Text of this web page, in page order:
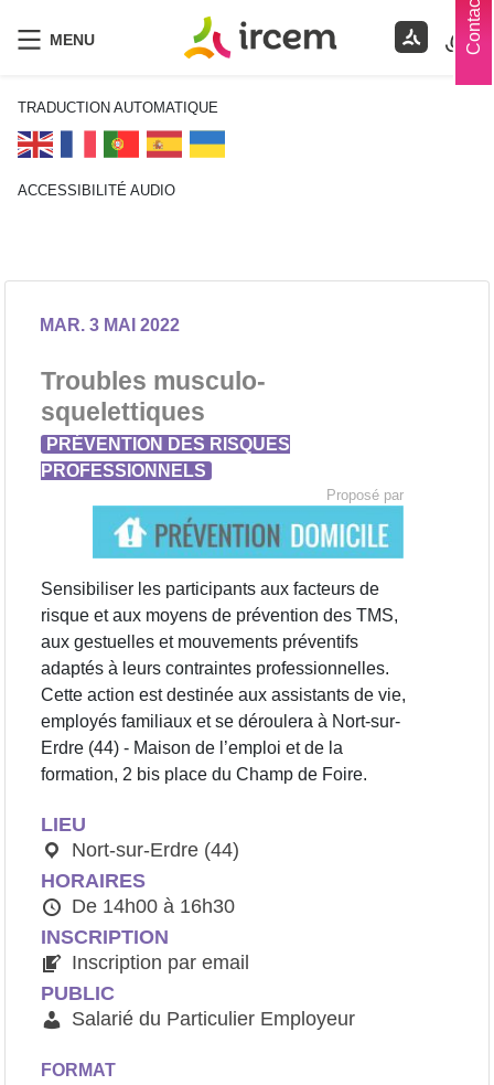
Contacts
MENU
TRADUCTION AUTOMATIQUE
ACCESSIBILITÉ AUDIO
MAR. 3 MAI 2022
Troubles musculo-
squelettiques
PRÉVENTION DES RISQUES
PROFESSIONNELS
Proposé par
Sensibiliser les participants aux facteurs de
risque et aux moyens de prévention des TMS,
aux gestuelles et mouvements préventifs
adaptés à leurs contraintes professionnelles.
Cette action est destinée aux assistants de vie,
employés familiaux et se déroulera à Nort-sur-
Erdre (44) - Maison de l’emploi et de la
formation, 2 bis place du Champ de Foire.
LIEU
Nort-sur-Erdre (44)
HORAIRES
De 14h00 à 16h30
INSCRIPTION
Inscription par email
PUBLIC
Salarié du Particulier Employeur
FORMAT